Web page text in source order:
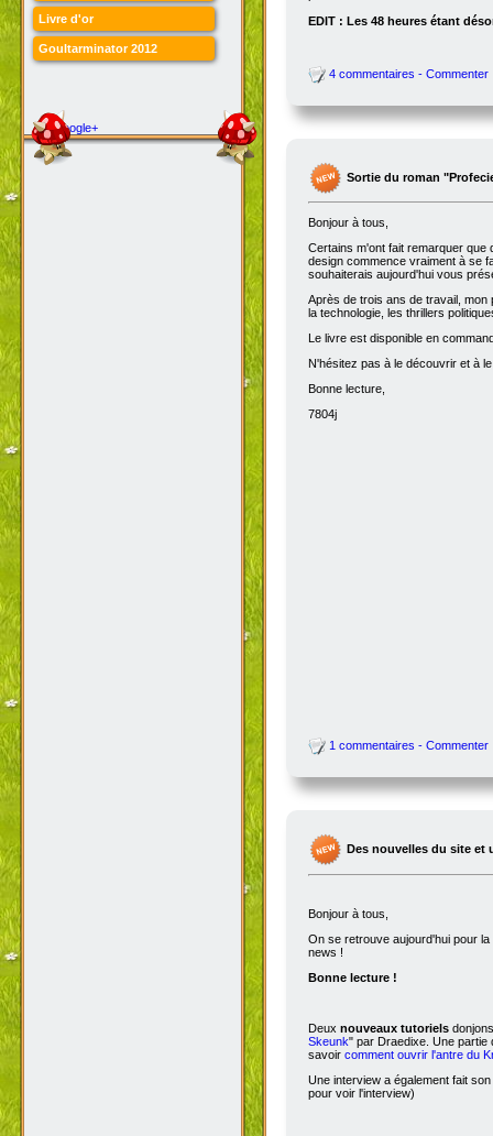
Livre d'or
Goultarminator 2012
Google+
EDIT : Les 48 heures étant
4 commentaires - Commenter
Sortie du roman
Bonjour à tous,
Certains m'ont fait remarquer que
design commence vraiment à se
souhaiterais aujourd'hui vous
Après de trois ans de travail,
la technologie, les thrillers
Le livre est disponible en
N'hésitez pas à le découvrir et à
Bonne lecture,
7804j
1 commentaires - Commenter
Des nouvelles du site
Bonjour à tous,
On se retrouve aujourd'hui pour
news !
Bonne lecture !
Deux nouveaux tutoriels
Skeunk" par Draedixe. Une partie
savoir comment ouvrir l'antre du
Une interview a également fait
pour voir l'interview)